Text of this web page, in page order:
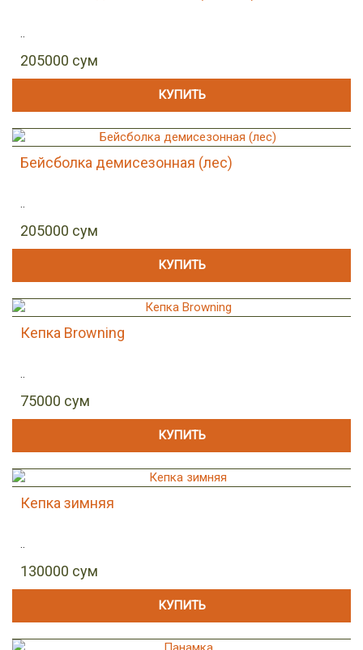
..
205000 сум
КУПИТЬ
Бейсболка демисезонная (лес)
..
205000 сум
КУПИТЬ
Кепка Browning
..
75000 сум
КУПИТЬ
Кепка зимняя
..
130000 сум
КУПИТЬ